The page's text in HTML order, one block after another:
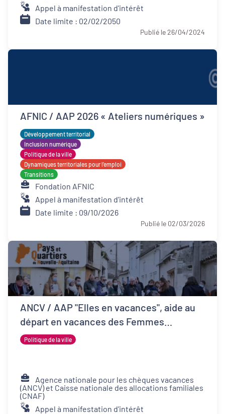
Appel à manifestation d'intérêt
Date limite : 02/02/2050
Publié le 26/04/2024
AFNIC / AAP 2026 « Ateliers numériques »
Développement territorial
Inclusion numérique
Politique de la ville
Dynamiques territoriales pour l’emploi
Transitions
Fondation AFNIC
Appel à manifestation d'intérêt
Date limite : 09/10/2026
Publié le 02/03/2026
ANCV / AAP "Elles en vacances", aide au
départ en vacances des Femmes
Victimes de Violences et de leurs proches
Politique de la ville
Agence nationale pour les chèques vacances
(ANCV) et Caisse nationale des allocations familiales
(CNAF)
Appel à manifestation d'intérêt